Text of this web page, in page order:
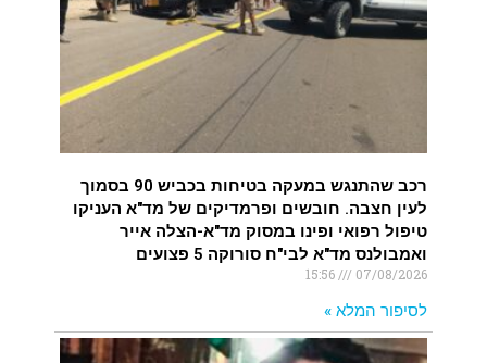
רכב שהתנגש במעקה בטיחות בכביש 90 בסמוך
לעין חצבה. חובשים ופרמדיקים של מד"א העניקו
טיפול רפואי ופינו במסוק מד"א-הצלה אייר
ואמבולנס מד"א לבי"ח סורוקה 5 פצועים
07/08/2026
לסיפור המלא »